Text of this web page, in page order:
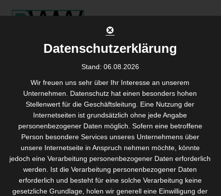
content
Im Podcast:
Wertschätzung
und Motivation
Agil in die Digitale Transformation mit der
richtigen Weichenstellung von Peopleware
Wendelgass
Datenschutzerklärung
Stand: 06.08.2026
Wir freuen uns sehr über Ihr Interesse an unserem
Unternehmen. Datenschutz hat einen besonders hohen
Stellenwert für die Geschäftsleitung. Eine Nutzung der
Internetseiten ist grundsätzlich ohne jede Angabe
personenbezogener Daten möglich. Sofern eine betroffene
Person besondere Services unseres Unternehmens über
unsere Internetseite in Anspruch nehmen möchte, könnte
jedoch eine Verarbeitung personenbezogener Daten erforderlich
werden. Ist die Verarbeitung personenbezogener Daten
erforderlich und besteht für eine solche Verarbeitung keine
gesetzliche Grundlage, holen wir generell eine Einwilligung der